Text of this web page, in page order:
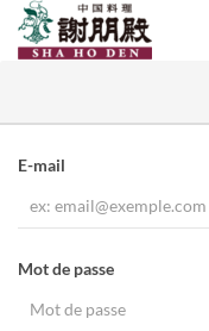
E-mail
Mot de passe